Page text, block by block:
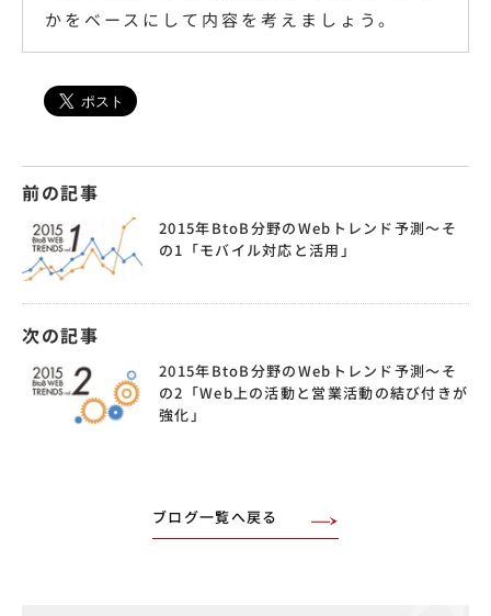
かをベースにして内容を考えましょう。
前の記事
2015年BtoB分野のWebトレンド予測～そ
の1「モバイル対応と活用」
次の記事
2015年BtoB分野のWebトレンド予測〜そ
の2「Web上の活動と営業活動の結び付きが
強化」
ブログ一覧へ戻る